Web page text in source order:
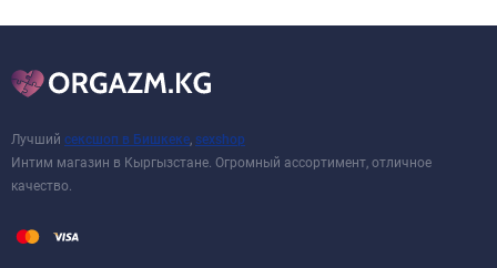
Лучший сексшоп в Бишкеке, sexshop
Интим магазин в Кыргызстане. Огромный ассортимент, отличное
качество.